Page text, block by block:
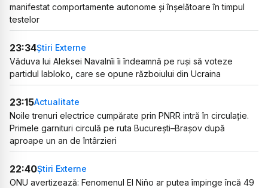
manifestat comportamente autonome și înșelătoare în timpul
testelor
23:34Știri Externe
Văduva lui Aleksei Navalnîi îi îndeamnă pe ruși să voteze
partidul Iabloko, care se opune războiului din Ucraina
23:15Actualitate
Noile trenuri electrice cumpărate prin PNRR intră în circulație.
Primele garnituri circulă pe ruta București–Brașov după
aproape un an de întârzieri
22:40Știri Externe
ONU avertizează: Fenomenul El Niño ar putea împinge încă 49